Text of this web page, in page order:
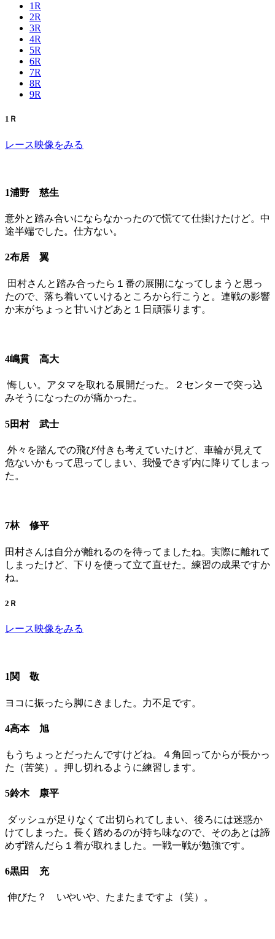
1R
2R
3R
4R
5R
6R
7R
8R
9R
1Ｒ
レース映像をみる
1浦野 慈生
意外と踏み合いにならなかったので慌てて仕掛けたけど。中
途半端でした。仕方ない。
2布居 翼
田村さんと踏み合ったら１番の展開になってしまうと思っ
たので、落ち着いていけるところから行こうと。連戦の影響
か末がちょっと甘いけどあと１日頑張ります。
4嶋貫 高大
悔しい。アタマを取れる展開だった。２センターで突っ込
みそうになったのが痛かった。
5田村 武士
外々を踏んでの飛び付きも考えていたけど、車輪が見えて
危ないかもって思ってしまい、我慢できず内に降りてしまっ
た。
7林 修平
田村さんは自分が離れるのを待ってましたね。実際に離れて
しまったけど、下りを使って立て直せた。練習の成果ですか
ね。
2Ｒ
レース映像をみる
1関 敬
ヨコに振ったら脚にきました。力不足です。
4高本 旭
もうちょっとだったんですけどね。４角回ってからが長かっ
た（苦笑）。押し切れるように練習します。
5鈴木 康平
ダッシュが足りなくて出切られてしまい、後ろには迷惑か
けてしまった。長く踏めるのが持ち味なので、そのあとは諦
めず踏んだら１着が取れました。一戦一戦が勉強です。
6黒田 充
伸びた？ いやいや、たまたまですよ（笑）。